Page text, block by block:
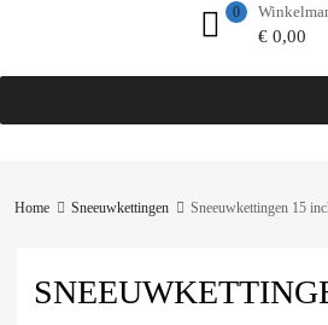
€0,00
0
Home Sneeuwkettingen Sneeuwkettingen 15